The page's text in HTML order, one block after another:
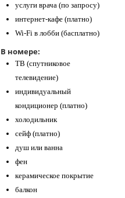
услуги врача (по запросу)
интернет-кафе (платно)
Wi-Fi в лобби (басплатно)
В номере:
ТВ (спутниковое
телевидение)
индивидуальный
кондиционер (платно)
холодильник
сейф (платно)
душ или ванна
фен
керамическое покрытие
балкон